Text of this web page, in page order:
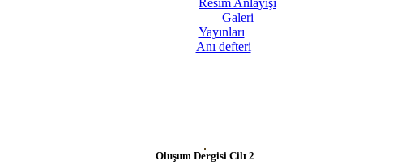
Resim Anlayışı
Galeri
Yayınları
Anı defteri
Oluşum Dergisi Cilt 2